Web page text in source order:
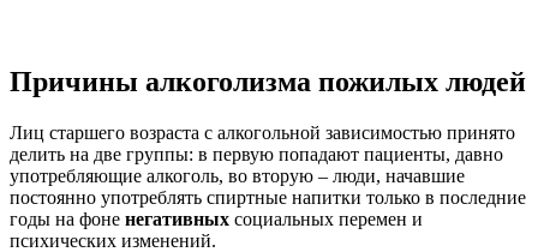
Причины алкоголизма пожилых людей
Лиц старшего возраста с алкогольной зависимостью принято
делить на две группы: в первую попадают пациенты, давно
употребляющие алкоголь, во вторую – люди, начавшие
постоянно употреблять спиртные напитки только в последние
годы на фоне негативных социальных перемен и
психических изменений.